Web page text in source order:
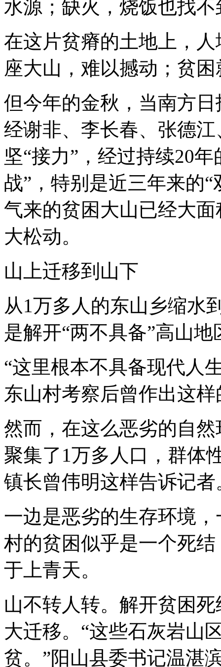
水源；缺火，烧饭也找
在这片贫瘠的土地上，
座大山，难以撼动；贫
但今年的金秋，当南方
经谢非、李长春、张德
坚“接力”，经过持续20
战”，特别是近三年来的
气来的贫困大山已经大
大松动。
山上迁移到山下
从1万多人的东山乡缩水
是解开“两不具备”高山
“这里根本不具备现代人
东山村考察后曾作出这
然而，在这么恶劣的自
聚集了1万多人口，群体
镇长曾伟明这样告诉记者
一边是恶劣的生存环境
村的贫困似乎是一个死
于上青天。
山不转人转。解开贫困
大迁移。“这些石灰岩山
贫。”阳山县委书记温湛